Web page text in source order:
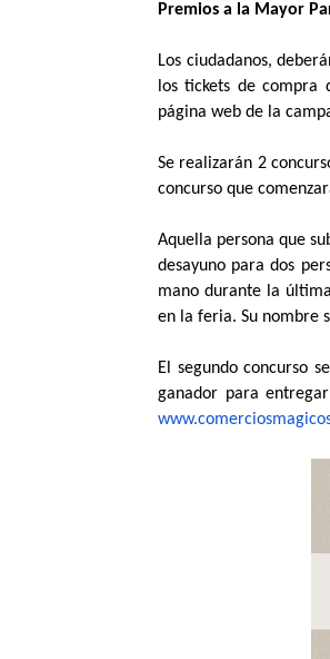
Premios a la Mayor
Los ciudadanos,
los tickets de
página web de la
Se realizarán 2
concurso que
Aquella persona que
desayuno para dos
mano durante la
en la feria. Su nombre
El segundo concurso
ganador para